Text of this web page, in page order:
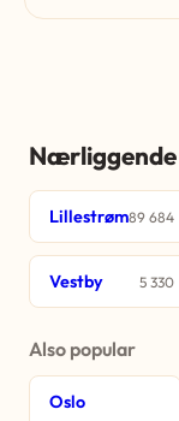
Lillestrøm89 684
Vestby 5 330
Also popular
Oslo